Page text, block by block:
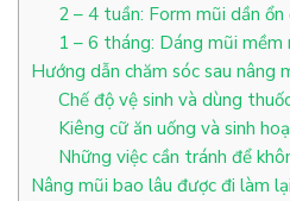
2 – 4 tuần: Form mũi dần ổn
1 – 6 tháng: Dáng mũi
Hướng dẫn chăm sóc sau nâng
Chế độ vệ sinh và dùng
Kiêng cữ ăn uống và sinh
Những việc cần tránh để
Nâng mũi bao lâu được đi làm